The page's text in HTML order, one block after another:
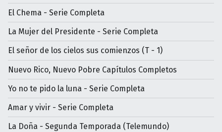
El Chema - Serie Completa
La Mujer del Presidente - Serie Completa
El señor de los cielos sus comienzos (T - 1)
Nuevo Rico, Nuevo Pobre Capítulos Completos
Yo no te pido la luna - Serie Completa
Amar y vivir - Serie Completa
La Doña - Segunda Temporada (Telemundo)